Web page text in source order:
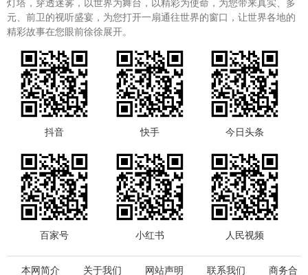
灯塔，穿透迷雾，以世界为舞台，以精彩为使命，为您带来真实、多
元、前卫的视听盛宴，为您打开一扇通往世界的窗口，让世界各地的
精彩故事在您眼前徐徐展开。
抖音 快手 今日头条
百家号 小红书 人民视频
本网简介 关于我们 网站声明 联系我们 商务合